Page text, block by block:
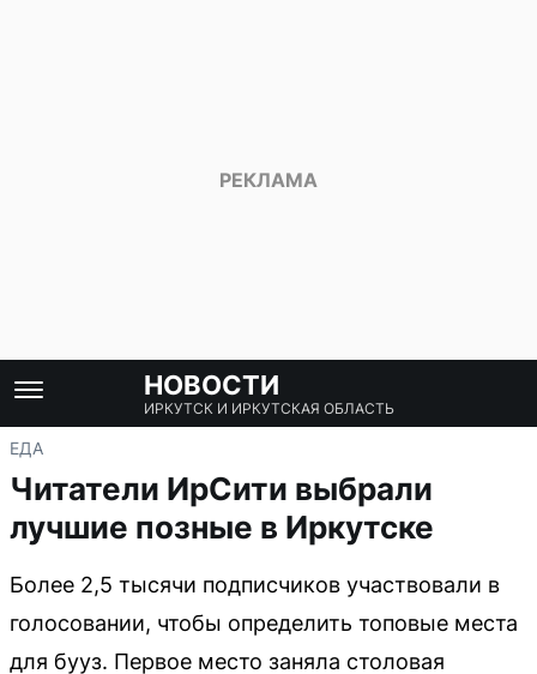
НОВОСТИ
ИРКУТСК И ИРКУТСКАЯ ОБЛАСТЬ
ЕДА
Читатели ИрСити выбрали
лучшие позные в Иркутске
Более 2,5 тысячи подписчиков участвовали в
голосовании, чтобы определить топовые места
для бууз. Первое место заняла столовая